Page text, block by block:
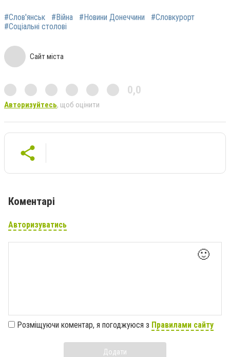
#Слов'янськ #Війна #Новини Донеччини
#Словкурорт
#Соціальні столові
Сайт міста
0,0
Авторизуйтесь, щоб оцінити
Коментарі
Авторизуватись
🙂
Розміщуючи коментар, я погоджуюся з Правилами сайту
Додати